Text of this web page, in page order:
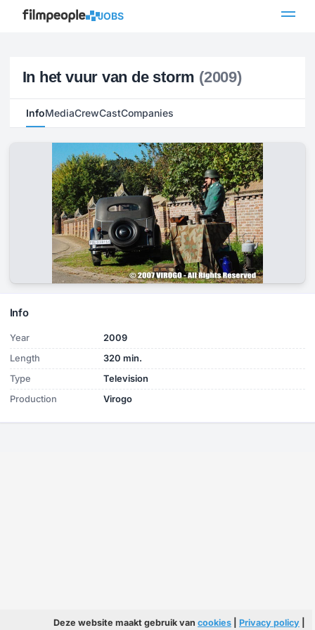
JOBS
In het vuur van de storm (2009)
InfoMediaCrewCastCompanies
Info
Year
2009
Length
320 min.
Type
Television
Production
Virogo
Deze website maakt gebruik van cookies Privacy policy